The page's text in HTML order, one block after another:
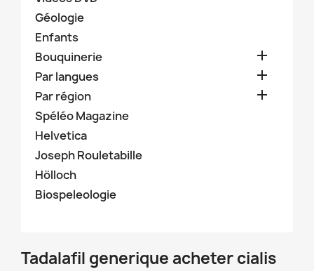
Géologie
Enfants
Bouquinerie

Par langues 
Par région 
Spéléo Magazine
Helvetica
Joseph Rouletabille
Hölloch
Biospeleologie
Tadalafil generique acheter cialis